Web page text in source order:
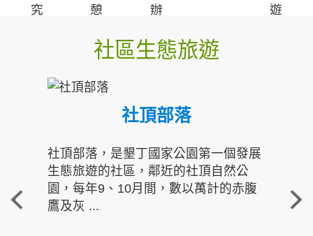
究
憩
辦
遊
社區生態旅遊
社頂部落
社頂部落，是墾丁國家公園第一個發展
生態旅遊的社區，鄰近的社頂自然公
園，每年9、10月間，數以萬計的赤腹
鷹及灰 ...
重
走進